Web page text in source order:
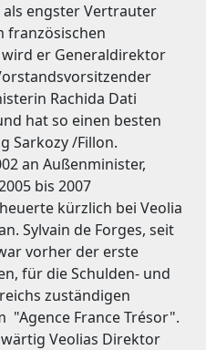
als engster Vertrauter
französischen
er Generaldirektor
Rachida Dati
hat so einen besten
Sarkozy /Fillon.
an Außenminister,
bis 2007
kürzlich bei Veolia
Sylvain de Forges, seit
vorher der erste
für die Schulden- und
zuständigen
France Trésor".
Veolias Direktor